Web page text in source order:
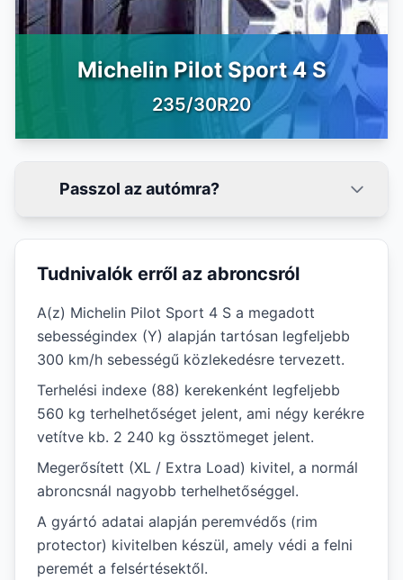
Michelin Pilot Sport 4 S
235/30R20
Passzol az autómra?
Tudnivalók erről az abroncsról
A(z) Michelin Pilot Sport 4 S a megadott
sebességindex (Y) alapján tartósan legfeljebb
300 km/h sebességű közlekedésre tervezett.
Terhelési indexe (88) kerekenként legfeljebb
560 kg terhelhetőséget jelent, ami négy kerékre
vetítve kb. 2 240 kg össztömeget jelent.
Megerősített (XL / Extra Load) kivitel, a normál
abroncsnál nagyobb terhelhetőséggel.
A gyártó adatai alapján peremvédős (rim
protector) kivitelben készül, amely védi a felni
peremét a felsértésektől.